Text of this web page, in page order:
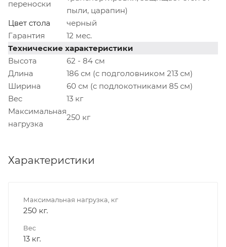
переноски
пыли, царапин)
Цвет стола
черный
Гарантия
12 мес.
Технические характеристики
Высота
62 - 84 см
Длина
186 см (с подголовником 213 см)
Ширина
60 см (с подлокотниками 85 см)
Вес
13 кг
Максимальная
нагрузка
250 кг
Характеристики
Максимальная нагрузка, кг
250 кг.
Вес
13 кг.